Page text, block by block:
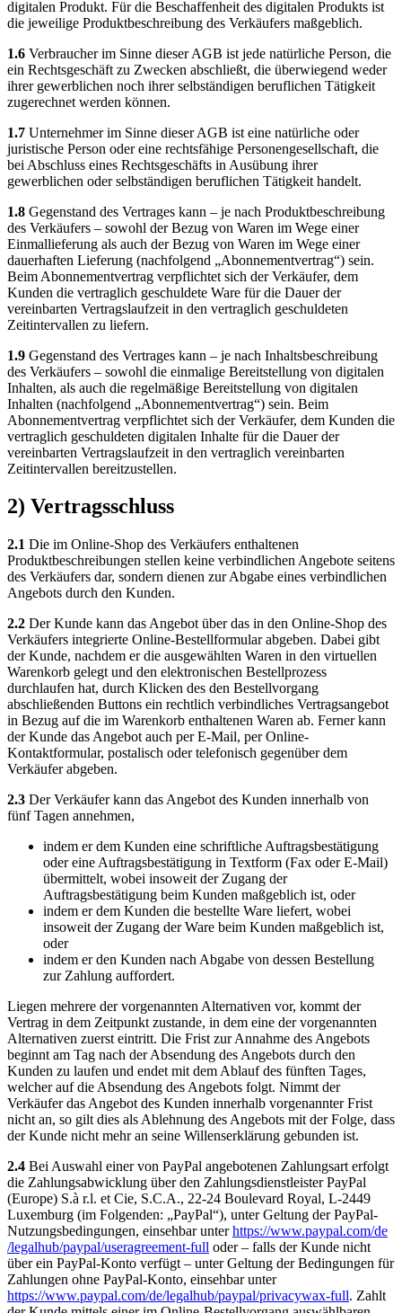
digitalen Produkt. Für die Beschaffenheit des digitalen Produkts ist
die jeweilige Produktbeschreibung des Verkäufers maßgeblich.
1.6 Verbraucher im Sinne dieser AGB ist jede natürliche Person, die
ein Rechtsgeschäft zu Zwecken abschließt, die überwiegend weder
ihrer gewerblichen noch ihrer selbständigen beruflichen Tätigkeit
zugerechnet werden können.
1.7 Unternehmer im Sinne dieser AGB ist eine natürliche oder
juristische Person oder eine rechtsfähige Personengesellschaft, die
bei Abschluss eines Rechtsgeschäfts in Ausübung ihrer
gewerblichen oder selbständigen beruflichen Tätigkeit handelt.
1.8 Gegenstand des Vertrages kann – je nach Produktbeschreibung
des Verkäufers – sowohl der Bezug von Waren im Wege einer
Einmallieferung als auch der Bezug von Waren im Wege einer
dauerhaften Lieferung (nachfolgend „Abonnementvertrag“) sein.
Beim Abonnementvertrag verpflichtet sich der Verkäufer, dem
Kunden die vertraglich geschuldete Ware für die Dauer der
vereinbarten Vertragslaufzeit in den vertraglich geschuldeten
Zeitintervallen zu liefern.
1.9 Gegenstand des Vertrages kann – je nach Inhaltsbeschreibung
des Verkäufers – sowohl die einmalige Bereitstellung von digitalen
Inhalten, als auch die regelmäßige Bereitstellung von digitalen
Inhalten (nachfolgend „Abonnementvertrag“) sein. Beim
Abonnementvertrag verpflichtet sich der Verkäufer, dem Kunden die
vertraglich geschuldeten digitalen Inhalte für die Dauer der
vereinbarten Vertragslaufzeit in den vertraglich vereinbarten
Zeitintervallen bereitzustellen.
2) Vertragsschluss
2.1 Die im Online-Shop des Verkäufers enthaltenen
Produktbeschreibungen stellen keine verbindlichen Angebote seitens
des Verkäufers dar, sondern dienen zur Abgabe eines verbindlichen
Angebots durch den Kunden.
2.2 Der Kunde kann das Angebot über das in den Online-Shop des
Verkäufers integrierte Online-Bestellformular abgeben. Dabei gibt
der Kunde, nachdem er die ausgewählten Waren in den virtuellen
Warenkorb gelegt und den elektronischen Bestellprozess
durchlaufen hat, durch Klicken des den Bestellvorgang
abschließenden Buttons ein rechtlich verbindliches Vertragsangebot
in Bezug auf die im Warenkorb enthaltenen Waren ab. Ferner kann
der Kunde das Angebot auch per E-Mail, per Online-
Kontaktformular, postalisch oder telefonisch gegenüber dem
Verkäufer abgeben.
2.3 Der Verkäufer kann das Angebot des Kunden innerhalb von
fünf Tagen annehmen,
indem er dem Kunden eine schriftliche Auftragsbestätigung
oder eine Auftragsbestätigung in Textform (Fax oder E-Mail)
übermittelt, wobei insoweit der Zugang der
Auftragsbestätigung beim Kunden maßgeblich ist, oder
indem er dem Kunden die bestellte Ware liefert, wobei
insoweit der Zugang der Ware beim Kunden maßgeblich ist,
oder
indem er den Kunden nach Abgabe von dessen Bestellung
zur Zahlung auffordert.
Liegen mehrere der vorgenannten Alternativen vor, kommt der
Vertrag in dem Zeitpunkt zustande, in dem eine der vorgenannten
Alternativen zuerst eintritt. Die Frist zur Annahme des Angebots
beginnt am Tag nach der Absendung des Angebots durch den
Kunden zu laufen und endet mit dem Ablauf des fünften Tages,
welcher auf die Absendung des Angebots folgt. Nimmt der
Verkäufer das Angebot des Kunden innerhalb vorgenannter Frist
nicht an, so gilt dies als Ablehnung des Angebots mit der Folge, dass
der Kunde nicht mehr an seine Willenserklärung gebunden ist.
2.4 Bei Auswahl einer von PayPal angebotenen Zahlungsart erfolgt
die Zahlungsabwicklung über den Zahlungsdienstleister PayPal
(Europe) S.à r.l. et Cie, S.C.A., 22-24 Boulevard Royal, L-2449
Luxemburg (im Folgenden: „PayPal“), unter Geltung der PayPal-
Nutzungsbedingungen, einsehbar unterhttps://www.paypal.com/de
/legalhub/paypal/useragreement-full oder – falls der Kunde nicht
über ein PayPal-Konto verfügt – unter Geltung der Bedingungen für
Zahlungen ohne PayPal-Konto, einsehbar unter
https://www.paypal.com/de/legalhub/paypal/privacywax-full. Zahlt